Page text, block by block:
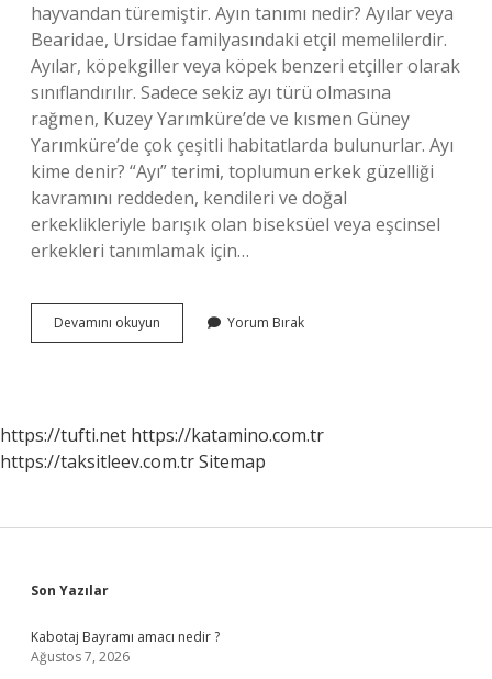
hayvandan türemiştir. Ayın tanımı nedir? Ayılar veya
Bearidae, Ursidae familyasındaki etçil memelilerdir.
Ayılar, köpekgiller veya köpek benzeri etçiller olarak
sınıflandırılır. Sadece sekiz ayı türü olmasına
rağmen, Kuzey Yarımküre’de ve kısmen Güney
Yarımküre’de çok çeşitli habitatlarda bulunurlar. Ayı
kime denir? “Ayı” terimi, toplumun erkek güzelliği
kavramını reddeden, kendileri ve doğal
erkeklikleriyle barışık olan biseksüel veya eşcinsel
erkekleri tanımlamak için…
Devamını okuyun
Anlamı
Yorum Bırak
https://tufti.net https://katamino.com.tr
https://taksitleev.com.trSitemap
Sidebar
Son Yazılar
Kabotaj Bayramı amacı nedir ?
Ağustos 7, 2026